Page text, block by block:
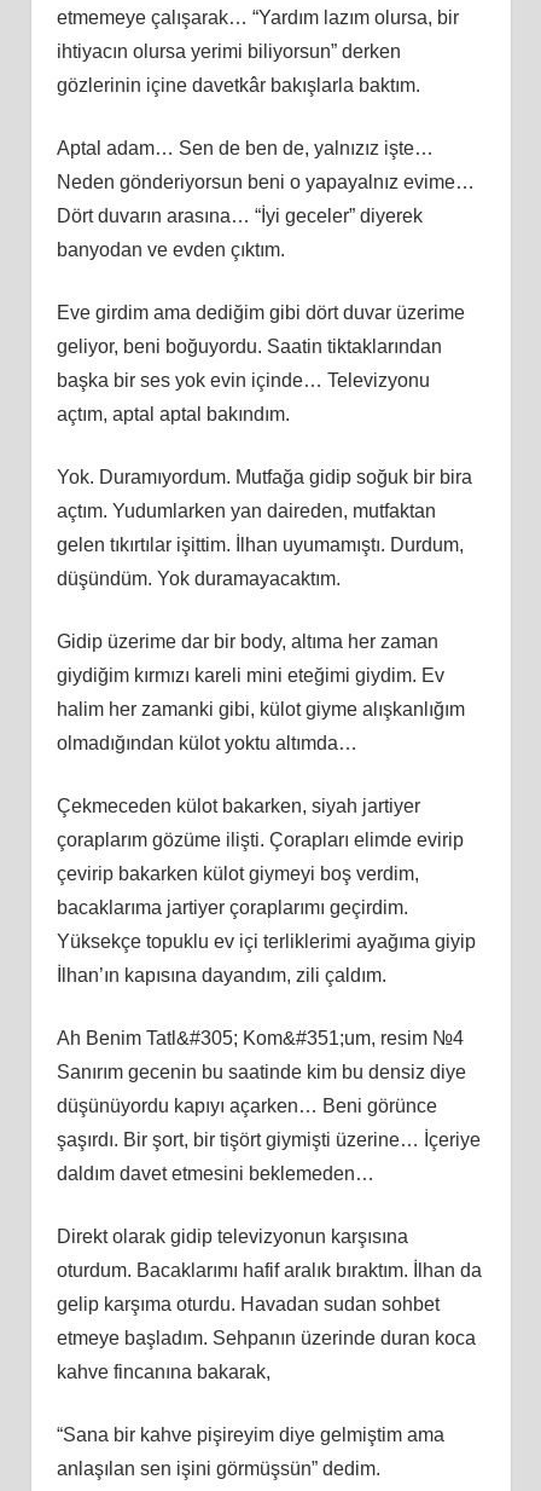
etmemeye çalışarak… “Yardım lazım olursa, bir
ihtiyacın olursa yerimi biliyorsun” derken
gözlerinin içine davetkâr bakışlarla baktım.
Aptal adam… Sen de ben de, yalnızız işte…
Neden gönderiyorsun beni o yapayalnız evime…
Dört duvarın arasına… “İyi geceler” diyerek
banyodan ve evden çıktım.
Eve girdim ama dediğim gibi dört duvar üzerime
geliyor, beni boğuyordu. Saatin tiktaklarından
başka bir ses yok evin içinde… Televizyonu
açtım, aptal aptal bakındım.
Yok. Duramıyordum. Mutfağa gidip soğuk bir bira
açtım. Yudumlarken yan daireden, mutfaktan
gelen tıkırtılar işittim. İlhan uyumamıştı. Durdum,
düşündüm. Yok duramayacaktım.
Gidip üzerime dar bir body, altıma her zaman
giydiğim kırmızı kareli mini eteğimi giydim. Ev
halim her zamanki gibi, külot giyme alışkanlığım
olmadığından külot yoktu altımda…
Çekmeceden külot bakarken, siyah jartiyer
çoraplarım gözüme ilişti. Çorapları elimde evirip
çevirip bakarken külot giymeyi boş verdim,
bacaklarıma jartiyer çoraplarımı geçirdim.
Yüksekçe topuklu ev içi terliklerimi ayağıma giyip
İlhan’ın kapısına dayandım, zili çaldım.
Ah Benim Tatl&#305; Kom&#351;um, resim №4
Sanırım gecenin bu saatinde kim bu densiz diye
düşünüyordu kapıyı açarken… Beni görünce
şaşırdı. Bir şort, bir tişört giymişti üzerine… İçeriye
daldım davet etmesini beklemeden…
Direkt olarak gidip televizyonun karşısına
oturdum. Bacaklarımı hafif aralık bıraktım. İlhan da
gelip karşıma oturdu. Havadan sudan sohbet
etmeye başladım. Sehpanın üzerinde duran koca
kahve fincanına bakarak,
“Sana bir kahve pişireyim diye gelmiştim ama
anlaşılan sen işini görmüşsün” dedim.